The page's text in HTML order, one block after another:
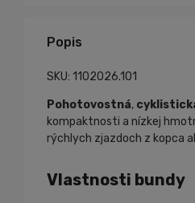
Popis
SKU: 1102026.101
Pohotovostná,
kompaktnosti a nízkej
rýchlych zjazdoch z kopca
Vlastnosti bundy